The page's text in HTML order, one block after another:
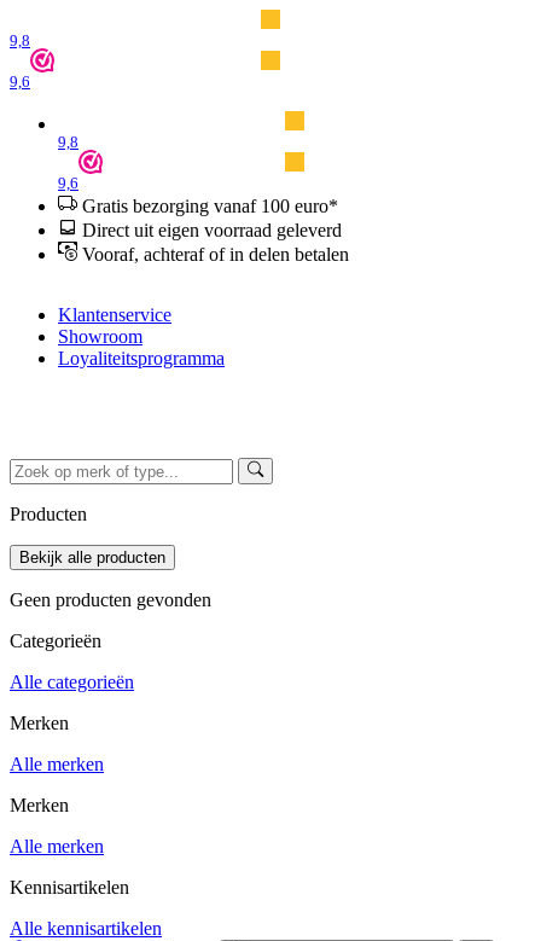
9,8
9,6
9,8
9,6
Gratis bezorging vanaf 100 euro*
Direct uit eigen voorraad geleverd
Vooraf, achteraf of in delen betalen
Klantenservice
Showroom
Loyaliteitsprogramma
Producten
Geen producten gevonden
Categorieën
Alle categorieën
Merken
Alle merken
Merken
Alle merken
Kennisartikelen
Alle kennisartikelen